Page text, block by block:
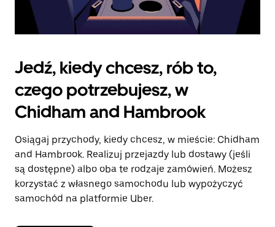
Jedź, kiedy chcesz, rób to,
czego potrzebujesz, w
Chidham and Hambrook
Osiągaj przychody, kiedy chcesz, w mieście: Chidham
and Hambrook. Realizuj przejazdy lub dostawy (jeśli
są dostępne) albo oba te rodzaje zamówień. Możesz
korzystać z własnego samochodu lub wypożyczyć
samochód na platformie Uber.